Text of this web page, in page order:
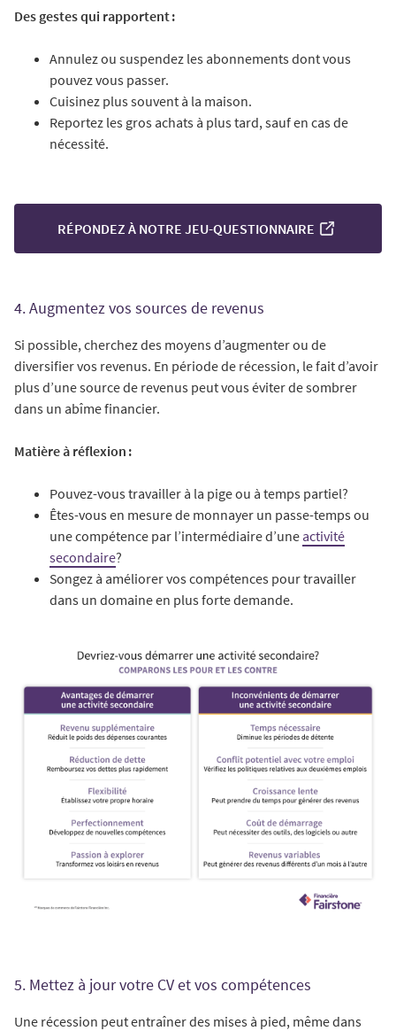
Des gestes qui rapportent :
Annulez ou suspendez les abonnements dont vous
pouvez vous passer.
Cuisinez plus souvent à la maison.
Reportez les gros achats à plus tard, sauf en cas de
nécessité.
RÉPONDEZ À NOTRE JEU-QUESTIONNAIRE
4. Augmentez vos sources de revenus
Si possible, cherchez des moyens d’augmenter ou de
diversifier vos revenus. En période de récession, le fait d’avoir
plus d’une source de revenus peut vous éviter de sombrer
dans un abîme financier.
Matière à réflexion :
Pouvez-vous travailler à la pige ou à temps partiel?
Êtes-vous en mesure de monnayer un passe-temps ou
une compétence par l’intermédiaire d’une activité
secondaire?
Songez à améliorer vos compétences pour travailler
dans un domaine en plus forte demande.
5. Mettez à jour votre CV et vos compétences
Une récession peut entraîner des mises à pied, même dans